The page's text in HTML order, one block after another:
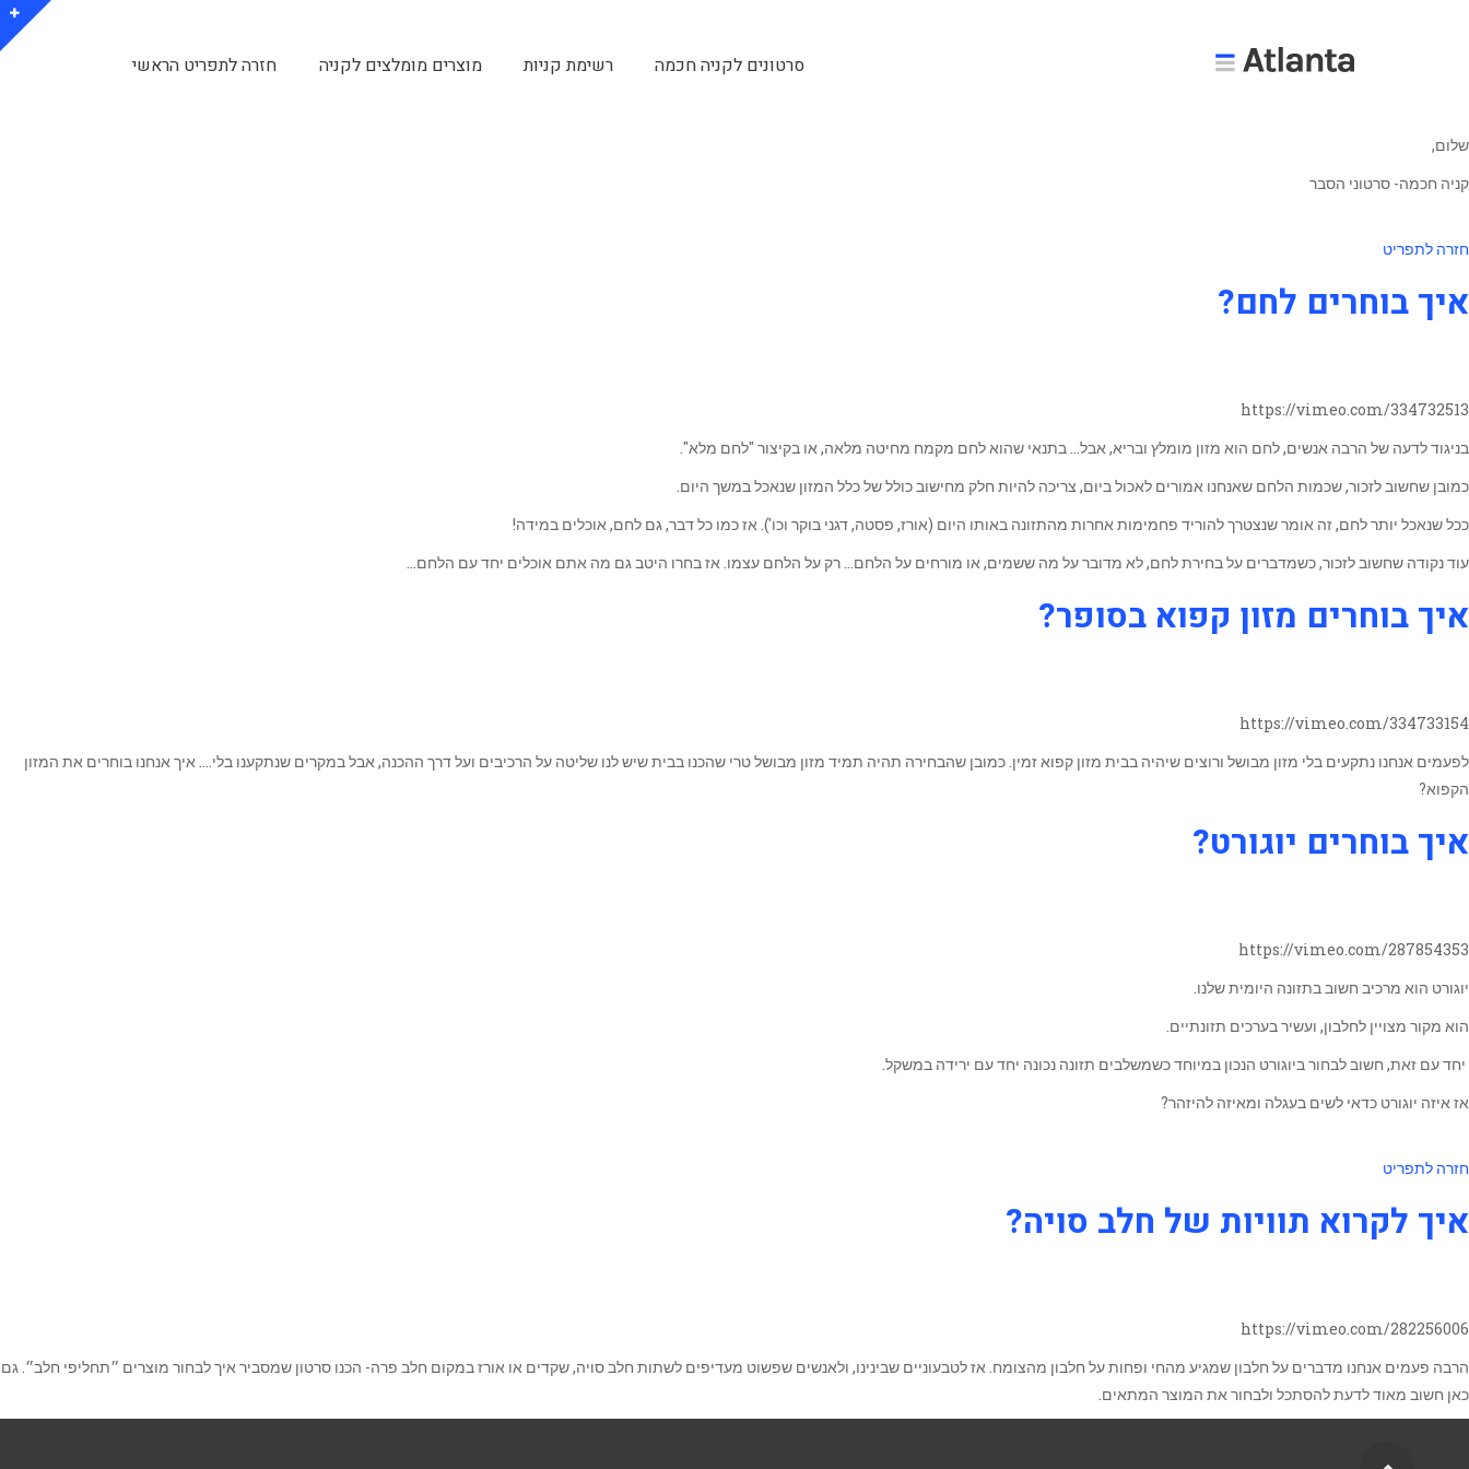
סרטונים לקניה חכמה רשימת קניות מוצרים מומלצים לקניה חזרה לתפריט הראשי
שלום,
קניה חכמה- סרטוני הסבר
חזרה לתפריט
איך בוחרים לחם?
https://vimeo.com/334732513
בניגוד לדעה של הרבה אנשים, לחם הוא מזון מומלץ ובריא, אבל… בתנאי שהוא לחם מקמח מחיטה מלאה, או בקיצור "לחם מלא".
כמובן שחשוב לזכור, שכמות הלחם שאנחנו אמורים לאכול ביום, צריכה להיות חלק מחישוב כולל של כלל המזון שנאכל במשך היום.
ככל שנאכל יותר לחם, זה אומר שנצטרך להוריד פחמימות אחרות מהתזונה באותו היום (אורז, פסטה, דגני בוקר וכו'). אז כמו כל דבר, גם לחם, אוכלים במידה!
עוד נקודה שחשוב לזכור, כשמדברים על בחירת לחם, לא מדובר על מה ששמים, או מורחים על הלחם… רק על הלחם עצמו. אז בחרו היטב גם מה אתם אוכלים יחד עם הלחם…
איך בוחרים מזון קפוא בסופר?
https://vimeo.com/334733154
לפעמים אנחנו נתקעים בלי מזון מבושל ורוצים שיהיה בבית מזון קפוא זמין. כמובן שהבחירה תהיה תמיד מזון מבושל טרי שהכנו בבית שיש לנו שליטה על הרכיבים ועל דרך ההכנה, אבל במקרים שנתקענו בלי…. איך אנחנו בוחרים את המזון
הקפוא?
איך בוחרים יוגורט?
https://vimeo.com/287854353
יוגורט הוא מרכיב חשוב בתזונה היומית שלנו.
הוא מקור מצויין לחלבון, ועשיר בערכים תזונתיים.
יחד עם זאת, חשוב לבחור ביוגורט הנכון במיוחד כשמשלבים תזונה נכונה יחד עם ירידה במשקל.
אז איזה יוגורט כדאי לשים בעגלה ומאיזה להיזהר?
חזרה לתפריט
איך לקרוא תוויות של חלב סויה?
https://vimeo.com/282256006
הרבה פעמים אנחנו מדברים על חלבון שמגיע מהחי ופחות על חלבון מהצומח. אז לטבעוניים שבינינו, ולאנשים שפשוט מעדיפים לשתות חלב סויה, שקדים או אורז במקום חלב פרה- הכנו סרטון שמסביר איך לבחור מוצרים ״תחליפי חלב״. גם
כאן חשוב מאוד לדעת להסתכל ולבחור את המוצר המתאים.